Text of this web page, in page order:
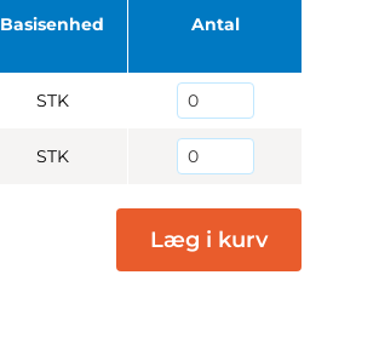
Basisenhed Antal
STK
STK
Læg i kurv